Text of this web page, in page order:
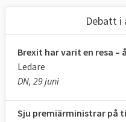
13 FRÅGOR OCH
1. Vad vill EU med
EU-sidan har först
konsekvenserna
Man pratar om att
Debatt i
Brexit har varit en resa –
Ledare
DN, 29 juni
Sju premiärministrar på